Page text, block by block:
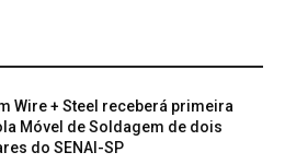
Wire + Steel receberá primeira
Móvel de Soldagem de dois
do SENAI-SP